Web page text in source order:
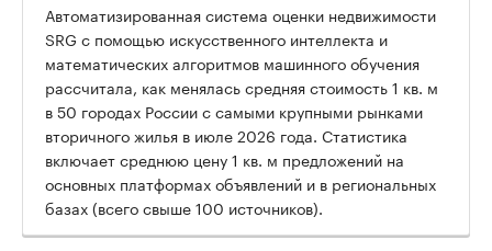
00:00 / 00:00
Автоматизированная система оценки недвижимости
SRG с помощью искусственного интеллекта и
математических алгоритмов машинного обучения
рассчитала, как менялась средняя стоимость 1 кв. м
в 50 городах России с самыми крупными рынками
вторичного жилья в июле 2026 года. Статистика
включает среднюю цену 1 кв. м предложений на
основных платформах объявлений и в региональных
базах (всего свыше 100 источников).